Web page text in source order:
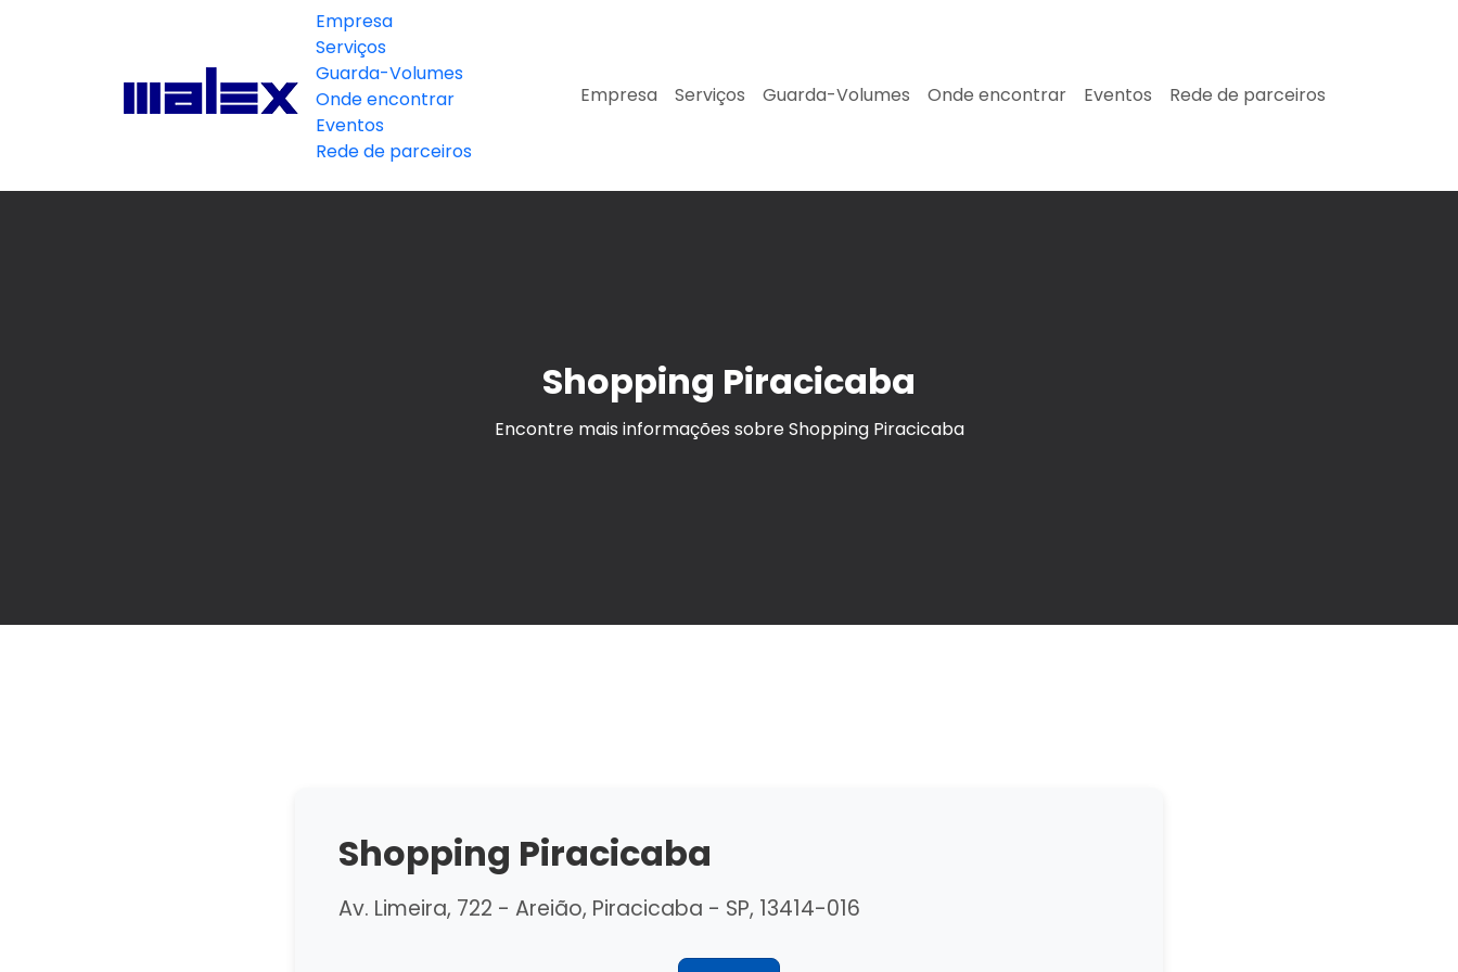
Empresa
Serviços
Guarda-Volumes
Onde encontrar
Eventos
Rede de parceiros
Empresa Serviços Guarda-Volumes Onde encontrar Eventos Rede de parceiros
Shopping Piracicaba
Encontre mais informações sobre Shopping Piracicaba
Shopping Piracicaba
Av. Limeira, 722 - Areião, Piracicaba - SP, 13414-016